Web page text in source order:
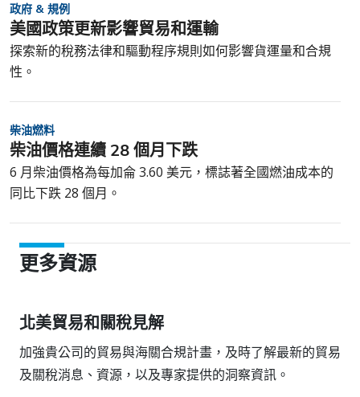
政府 & 規例
美國政策更新影響貿易和運輸
探索新的稅務法律和驅動程序規則如何影響貨運量和合規
性。
柴油燃料
柴油價格連續 28 個月下跌
6 月柴油價格為每加侖 3.60 美元，標誌著全國燃油成本的
同比下跌 28 個月。
更多資源
北美貿易和關稅見解
加強貴公司的貿易與海關合規計畫，及時了解最新的貿易
及關稅消息、資源，以及專家提供的洞察資訊。